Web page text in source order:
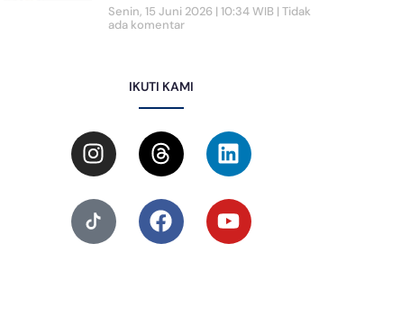
Senin, 15 Juni 2026 | 10:34 WIB Tidak
ada komentar
IKUTI KAMI